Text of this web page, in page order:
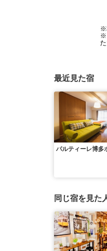
※
※
最近見た宿
パルティーレ博
同じ宿を見た